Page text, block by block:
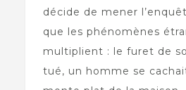
décide de mener
que les phénomènes
multiplient : le furet de
tué, un homme se